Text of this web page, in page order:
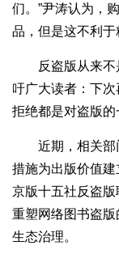
们。”尹涛认为，
品，但是这不利于
反盗版从来不是
吁广大读者：下次
拒绝都是对盗版的
近期，相关部门
措施为出版价值建
京版十五社反盗
重塑网络图书盗
生态治理。